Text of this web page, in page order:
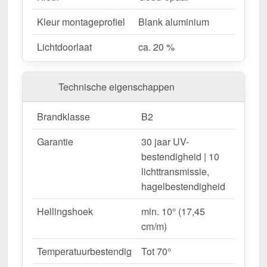
natuurlijk licht door.
Weerbestendig– Beschermd tegen UV-stralen
& vocht.
Hittebestendig
– Tot 70° temperatuurbestendig.
Eenvoudige montage– A1 Schroefprofiel als
Complete set voor veilige installatie
Garantie– 30 jaar op materiaalkwaliteit voor
betrouwbaarheid.
Ideaal voor de volgende toepassingen:
Carports, terrassen & overkappingen–
Heldere, beschutte overkappingen.
– Optimale lichtverspreiding &
thermische isolatie.
Renovaties & nieuwbouw– Moderne &
Kleur montageprofiel
Blank aluminium
Lichtdoorlaat
ca. 20 %
Technische eigenschappen
Brandklasse
B2
Garantie
30 jaar UV-
bestendigheid | 10
lichttransmissie,
hagelbestendigheid
Hellingshoek
min. 10° (17,45
cm/m)
Temperatuurbestendig
Tot 70°